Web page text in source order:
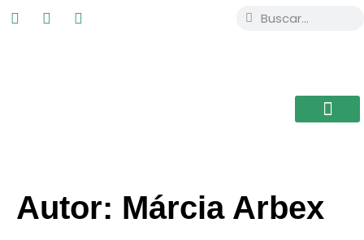
Autor: Márcia Arbex